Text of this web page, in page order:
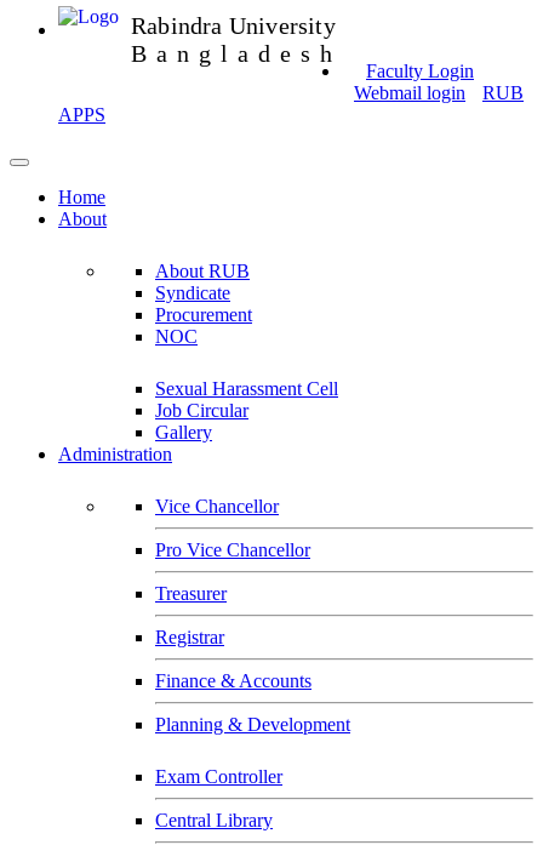
Rabindra University
Bangladesh
Faculty Login
Webmail login
RUB
APPS
Home
About
About RUB
Syndicate
Procurement
NOC
Sexual Harassment Cell
Job Circular
Gallery
Administration
Vice Chancellor
Pro Vice Chancellor
Treasurer
Registrar
Finance & Accounts
Planning & Development
Exam Controller
Central Library